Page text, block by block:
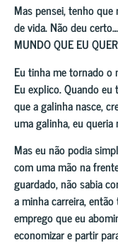
Mas pensei, tenho
de vida. Não deu
MUNDO QUE EU
Eu tinha me tornado o
Eu explico. Quando
que a galinha nasce,
uma galinha, eu queria
Mas eu não podia
com uma mão na
guardado, não sabia
a minha carreira,
emprego que eu
economizar e partir